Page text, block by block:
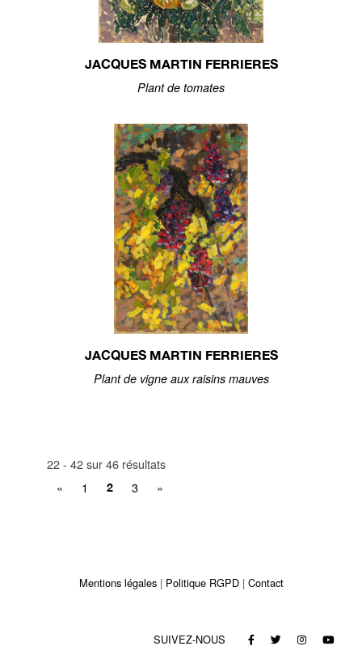
JACQUES MARTIN FERRIERES
Plant de tomates
JACQUES MARTIN FERRIERES
Plant de vigne aux raisins mauves
22 - 42 sur 46 résultats
«
1 2 3 »
Mentions légales Politique RGPD Contact
SUIVEZ-NOUS